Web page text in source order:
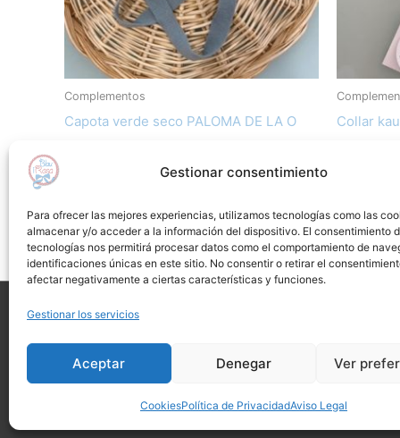
Gestionar consentimiento
Para ofrecer las mejores experiencias, utilizamos tecnologías como las
almacenar y/o acceder a la información del dispositivo. El consentimiento
tecnologías nos permitirá procesar datos como el comportamiento de
identificaciones únicas en este sitio. No consentir o retirar el
afectar negativamente a ciertas características y funciones.
Gestionar los servicios
Aceptar Denegar Ver
CookiesPolítica de PrivacidadAviso Legal
Complementos
Capota verde seco PALOMA DE LA O
Añadir a lista de deseos
Collar